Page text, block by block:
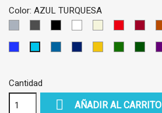
Color: AZUL TURQUESA
AZUL
Cantidad
 AÑADIR AL CARRITO